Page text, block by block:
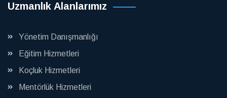
Uzmanlık Alanlarımız
Yönetim Danışmanlığı
Eğitim Hizmetleri
Koçluk Hizmetleri
Mentörlük Hizmetleri